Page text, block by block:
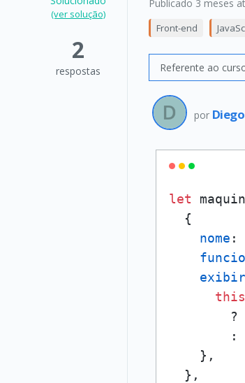
(ver solução)
2
respostas
Publicado 3 meses
Front-end
Referente ao
por
let
  {
nome :
this
        ?
        :
    },
  },